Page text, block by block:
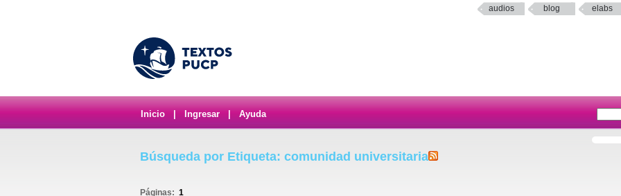
audios blog elabs
Inicio Ingresar Ayuda
Búsqueda por Etiqueta: comunidad universitaria
Páginas: 1